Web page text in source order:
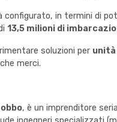
configurato, in termini di
13,5 milioni di
soluzioni per unità
merci.
, è un imprenditore